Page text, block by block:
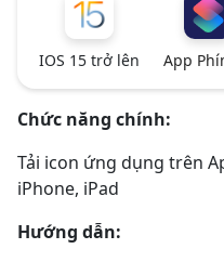
IOS 15 trở lên App
Chức năng chính:
Tải icon ứng dụng trên
iPhone, iPad
Hướng dẫn: